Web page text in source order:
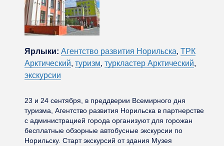
Ярлыки: Агентство развития Норильска, ТРК
Арктический, туризм, туркластер Арктический,
экскурсии
23 и 24 сентября, в преддверии Всемирного дня
туризма, Агентство развития Норильска в партнерстве
с администрацией города организуют для горожан
бесплатные обзорные автобусные экскурсии по
Норильску. Старт экскурсий от здания Музея